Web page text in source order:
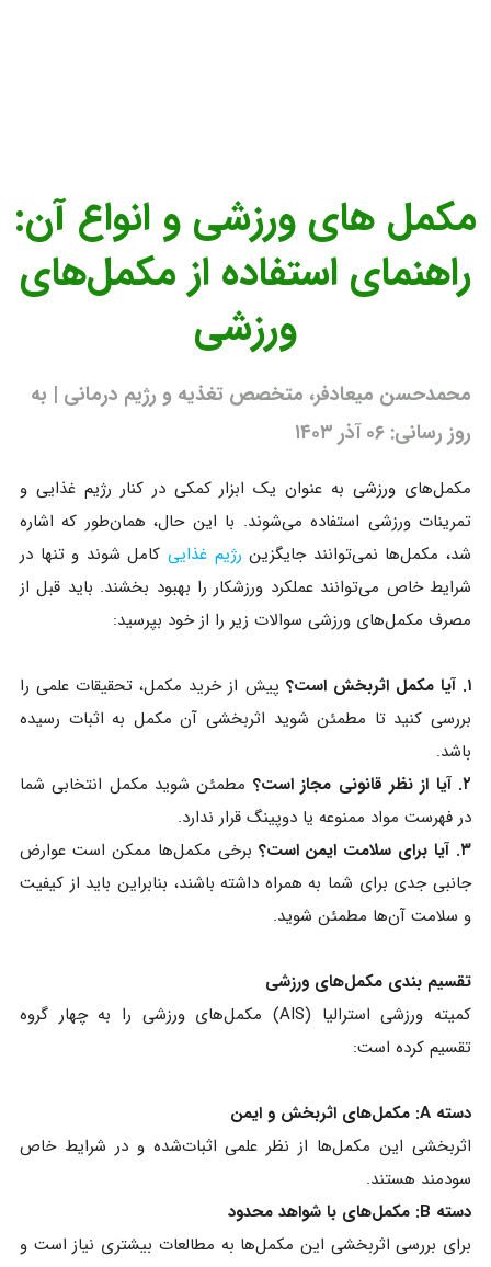
مکمل های ورزشی و انواع آن:
راهنمای استفاده از مکمل‌های
ورزشی
محمدحسن میعادفر، متخصص تغذیه و رژیم درمانی | به
روز رسانی: ۰۶ آذر ۱۴۰۳
مکمل‌های ورزشی به عنوان یک ابزار کمکی در کنار رژیم غذایی و
تمرینات ورزشی استفاده می‌شوند. با این حال، همان‌طور که اشاره
شد، مکمل‌ها نمی‌توانند جایگزین رژیم غذایی کامل شوند و تنها در
شرایط خاص می‌توانند عملکرد ورزشکار را بهبود بخشند. باید قبل از
مصرف مکمل‌های ورزشی سوالات زیر را از خود بپرسید:
۱. آیا مکمل اثربخش است؟
پیش از خرید مکمل، تحقیقات علمی را
بررسی کنید تا مطمئن شوید اثربخشی آن مکمل به اثبات رسیده
باشد.
۲. آیا از نظر قانونی مجاز است؟
مطمئن شوید مکمل انتخابی شما
در فهرست مواد ممنوعه یا دوپینگ قرار ندارد.
۳. آیا برای سلامت ایمن است؟
برخی مکمل‌ها ممکن است عوارض
جانبی جدی برای شما به همراه داشته باشند، بنابراین باید از کیفیت
و سلامت آن‌ها مطمئن شوید.
تقسیم‌ بندی مکمل‌های ورزشی
کمیته ورزشی استرالیا (AIS) مکمل‌های ورزشی را به چهار گروه
تقسیم کرده است:
دسته A: مکمل‌های اثربخش و ایمن
اثربخشی این مکمل‌ها از نظر علمی اثبات‌شده و در شرایط خاص
سودمند هستند.
دسته B: مکمل‌های با شواهد محدود
برای بررسی اثربخشی این مکمل‌ها به مطالعات بیشتری نیاز است و